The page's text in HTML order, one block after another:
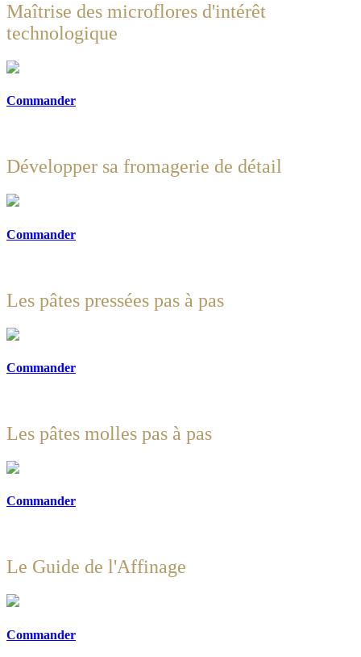
Maîtrise des microflores d'intérêt
technologique
Commander
Développer sa fromagerie de détail
Commander
Les pâtes pressées pas à pas
Commander
Les pâtes molles pas à pas
Commander
Le Guide de l'Affinage
Commander